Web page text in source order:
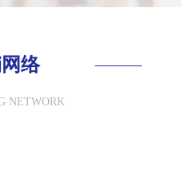
络
NETWORK